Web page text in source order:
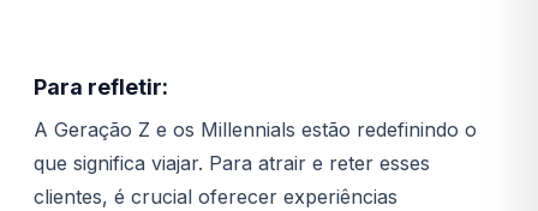
Para refletir:
A Geração Z e os Millennials estão redefinindo o
que significa viajar. Para atrair e reter esses
clientes, é crucial oferecer experiências